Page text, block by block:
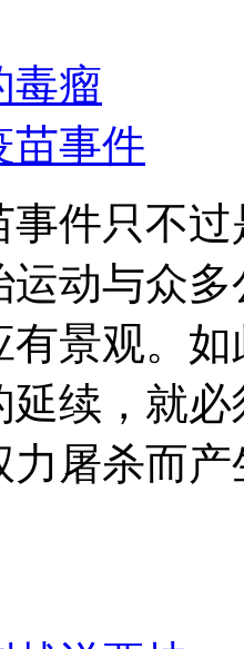
毒瘤
事件
事件只不
运动与众
有景观。
延续，就
力屠杀而